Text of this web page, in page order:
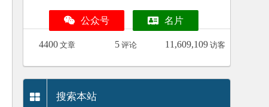
公众号 名片
4400 文章 5 评论 11,609,109 访客
搜索本站